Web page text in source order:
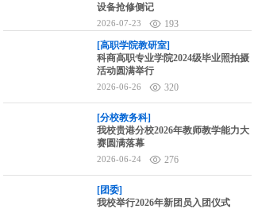
设备抢修侧记
2026-07-23
193
[高职学院教研室]
科商高职专业学院2024级毕业照拍摄
活动圆满举行
2026-06-26 320
[分校教务科]
我校贵港分校2026年教师教学能力大
赛圆满落幕
2026-06-24 276
[团委]
我校举行2026年新团员入团仪式